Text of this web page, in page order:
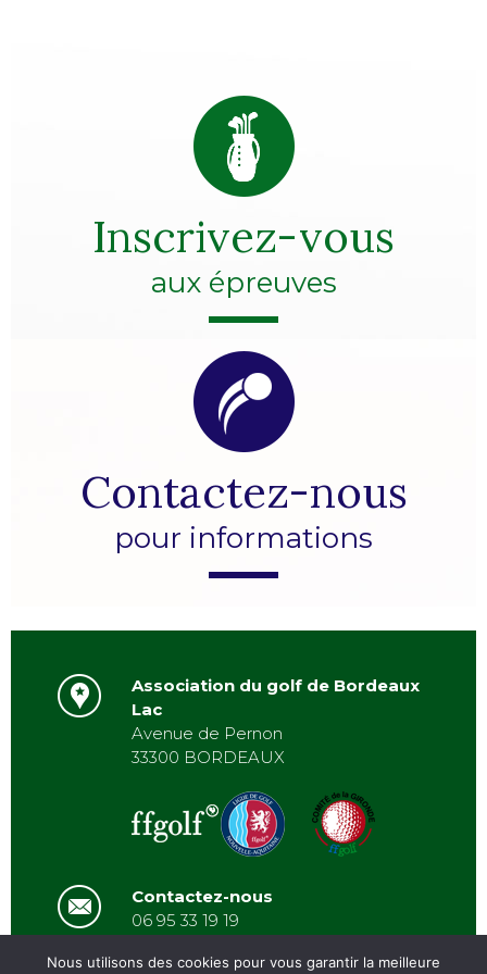
Inscrivez-vous
aux épreuves
Contactez-nous
pour informations
Association du golf de Bordeaux
Lac
Avenue de Pernon
33300 BORDEAUX
Contactez-nous
06 95 33 19 19
Nous utilisons des cookies pour vous garantir la meilleure